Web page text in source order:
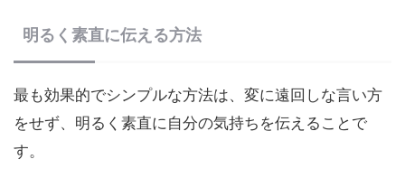
明るく素直に伝える方法
最も効果的でシンプルな方法は、変に遠回しな言い方
をせず、明るく素直に自分の気持ちを伝えることで
す。